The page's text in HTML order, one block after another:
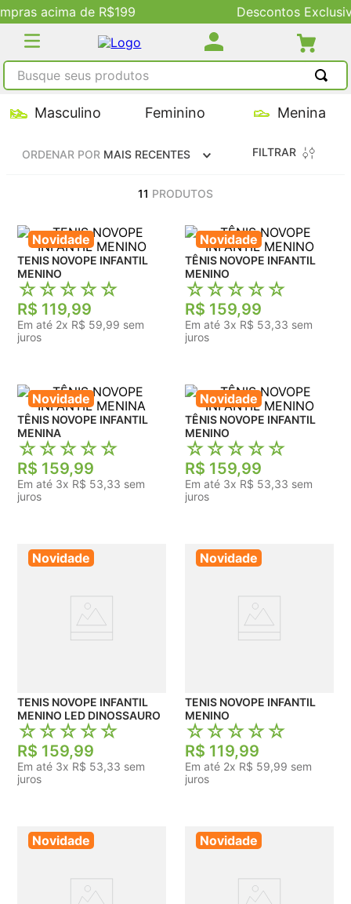
Descontos Exclusivos no Site
Busque seus produtos
Masculino Feminino Menina
ORDENAR POR MAIS RECENTES FILTRAR
11 PRODUTOS
Novidade
TENIS NOVOPE INFANTIL
MENINO
☆☆☆☆☆
R$ 119,99
Em até 2x R$ 59,99 sem
juros
Novidade
TÊNIS NOVOPE INFANTIL
MENINO
☆☆☆☆☆
R$ 159,99
Em até 3x R$ 53,33 sem
juros
Novidade
TÊNIS NOVOPE INFANTIL
MENINA
☆☆☆☆☆
R$ 159,99
Em até 3x R$ 53,33 sem
juros
Novidade
TÊNIS NOVOPE INFANTIL
MENINO
☆☆☆☆☆
R$ 159,99
Em até 3x R$ 53,33 sem
juros
Novidade
TENIS NOVOPE INFANTIL
MENINO LED DINOSSAURO
☆☆☆☆☆
R$ 159,99
Em até 3x R$ 53,33 sem
juros
Novidade
TENIS NOVOPE INFANTIL
MENINO
☆☆☆☆☆
R$ 119,99
Em até 2x R$ 59,99 sem
juros
Novidade Novidade
TERMOS MAIS BUSCADOS
2º
tenis feminino
5º tenis